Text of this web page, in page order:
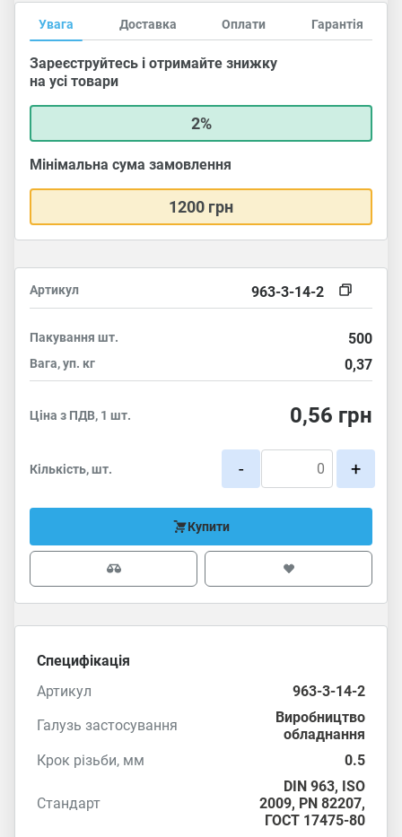
Увага Доставка Оплати Гарантія
Зареєструйтесь і отримайте знижку
на усі товари
2%
Мінімальна сума замовлення
1200 грн
Артикул 963-3-14-2
Пакування шт. 500
Вага, уп. кг 0,37
Ціна з ПДВ, 1 шт. 0,56 грн
Кількість, шт. - +
Купити
Специфікація
Артикул
963-3-14-2
Галузь застосування
Виробництво
обладнання
Крок різьби, мм
0.5
Стандарт
DIN 963, ISO
2009, PN 82207,
ГОСТ 17475-80